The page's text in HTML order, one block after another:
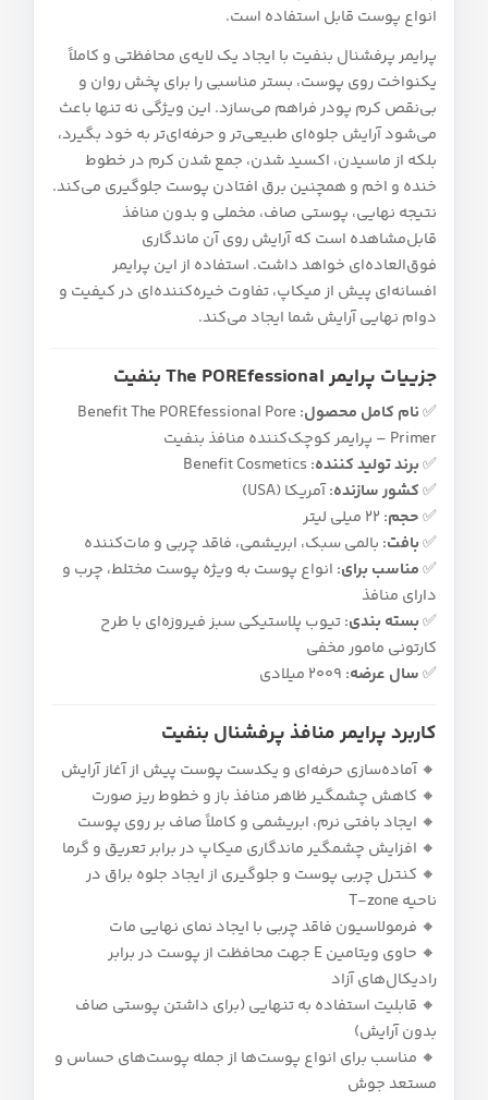
انواع پوست قابل استفاده است.
پرایمر پرفشنال بنفیت با ایجاد یک لایه‌ی محافظتی و کاملاً
یکنواخت روی پوست، بستر مناسبی را برای پخش روان و
بی‌نقص کرم‌ پودر فراهم می‌سازد. این ویژگی نه‌ تنها باعث
می‌شود آرایش جلوه‌ای طبیعی‌تر و حرفه‌ای‌تر به خود بگیرد،
بلکه از ماسیدن، اکسید شدن، جمع شدن کرم در خطوط
خنده و اخم و همچنین برق افتادن پوست جلوگیری می‌کند.
نتیجه نهایی، پوستی صاف، مخملی و بدون منافذ
قابل‌مشاهده است که آرایش روی آن ماندگاری
فوق‌العاده‌ای خواهد داشت. استفاده از این پرایمر
افسانه‌ای پیش از میکاپ، تفاوت خیره‌کننده‌ای در کیفیت و
دوام نهایی آرایش شما ایجاد می‌کند.
جزییات پرایمر The POREfessional بنفیت
✅نام کامل محصول: Benefit The POREfessional Pore
Primer – پرایمر کوچک‌کننده منافذ بنفیت
✅برند تولید کننده:
✅کشور سازنده:آمریکا (USA)
✅حجم:
✅بافت: بالمی سبک، ابریشمی، فاقد چربی و مات‌کننده
✅مناسب برای: انواع پوست به‌ ویژه پوست مختلط، چرب و
دارای منافذ
✅بسته‌ بندی:تیوب پلاستیکی سبز فیروزه‌ای با طرح
کارتونی مامور مخفی
✅سال عرضه:
کاربرد پرایمر منافذ پرفشنال بنفیت
🔸 آماده‌سازی حرفه‌ای و یکدست پوست پیش از آغاز آرایش
🔸 کاهش چشمگیر ظاهر منافذ باز و خطوط ریز صورت
🔸 ایجاد بافتی نرم، ابریشمی و کاملاً صاف بر روی پوست
🔸 افزایش چشمگیر ماندگاری میکاپ در برابر تعریق و گرما
🔸 کنترل چربی پوست و جلوگیری از ایجاد جلوه براق در
ناحیه T-zone
🔸 فرمولاسیون فاقد چربی با ایجاد نمای نهایی مات
🔸 حاوی ویتامین E جهت محافظت از پوست در برابر
رادیکال‌های آزاد
🔸 قابلیت استفاده به تنهایی (برای داشتن پوستی صاف
بدون آرایش)
🔸 مناسب برای انواع پوست‌ها از جمله پوست‌های حساس و
مستعد جوش